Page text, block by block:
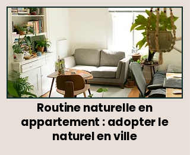
Routine naturelle en
appartement : adopter le
naturel en ville